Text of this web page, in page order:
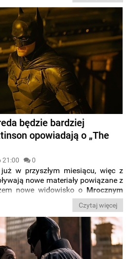
będzie bardziej
opowiadają o „The
21:00 0
w przyszłym miesiącu, więc z
nowe materiały powiązane z
nowe widowisko o Mrocznym
. Aktor, którego
zarysował złożoną
zBruce’em Wayne’em. Z kolei
powiązania filmu z kinem
Czytaj więcej